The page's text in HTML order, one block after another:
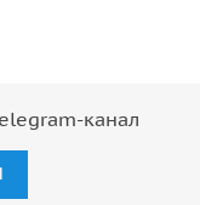
канал